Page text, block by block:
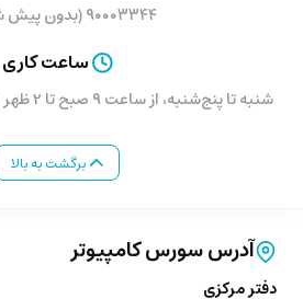
۹۰۰۰۳۳۴۴ (بدون پیش شماره)
ساعت کاری
شنبه تا پنج‌شنبه، از ساعت ۹ صبح تا 2 ظهر عصر از ساعت 5 تا 9 شب
برگشت به بالا
آدرس سورس کامپیوتر
دفتر مرکزی